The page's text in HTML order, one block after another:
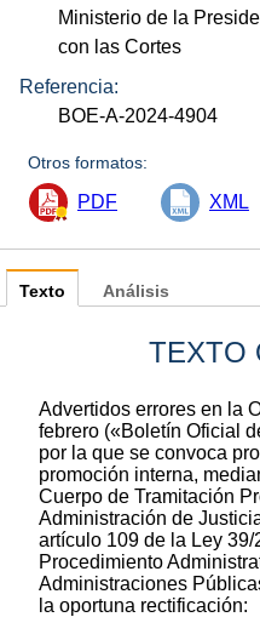
Ministerio de la
con las Cortes
Referencia:
BOE-A-2024-4904
Otros formatos:
PDF XML
Texto
TEXTO
Advertidos errores en la
febrero («Boletín Oficial
por la que se convoca
promoción interna,
Cuerpo de Tramitación
Administración de
artículo 109 de la Ley 39/
Procedimiento
Administraciones
la oportuna rectificación:
Análisis